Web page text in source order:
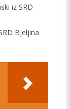
iz SRD
Bjeljina